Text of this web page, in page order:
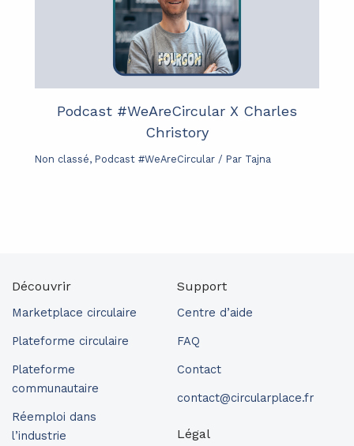
Podcast #WeAreCircular X Charles
Christory
Non classé, Podcast #WeAreCircular / Par Tajna
Découvrir
Marketplace circulaire
Plateforme circulaire
Plateforme
communautaire
Réemploi dans
l’industrie
Support
Centre d’aide
FAQ
Contact
contact@circularplace.fr
Légal